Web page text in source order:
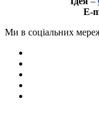
E-
Ми в соціальних